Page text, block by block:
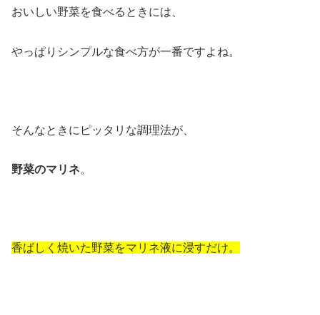
おいしい野菜を食べるときには、
やっぱりシンプルな食べ方が一番ですよね。
そんなときにピッタリな調理法が、
野菜のマリネ。
香ばしく焼いた野菜をマリネ液に浸すだけ。